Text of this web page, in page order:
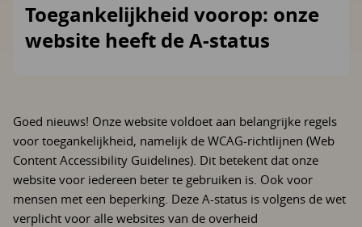
Toegankelijkheid voorop: onze
website heeft de A-status
Goed nieuws! Onze website voldoet aan belangrijke regels
voor toegankelijkheid, namelijk de WCAG-richtlijnen (Web
Content Accessibility Guidelines). Dit betekent dat onze
website voor iedereen beter te gebruiken is. Ook voor
mensen met een beperking. Deze A-status is volgens de wet
verplicht voor alle websites van de overheid